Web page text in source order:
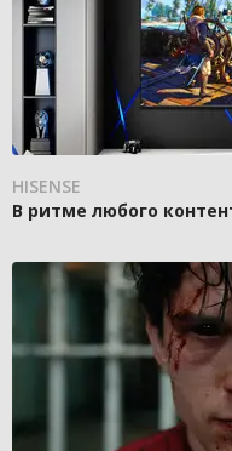
HISENSE
В ритме любого